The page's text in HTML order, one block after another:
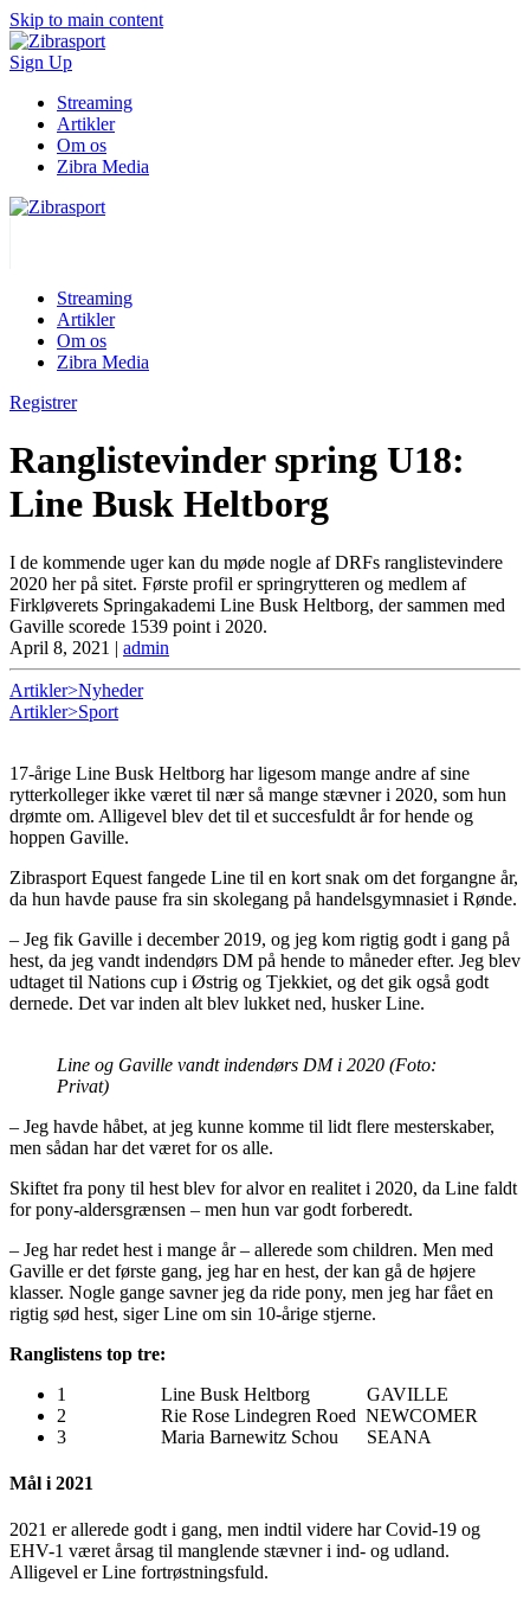
Skip to main content
Sign Up
Streaming
Artikler
Om os
Zibra Media
Streaming
Artikler
Om os
Zibra Media
Registrer
Ranglistevinder spring U18:
Line Busk Heltborg
I de kommende uger kan du møde nogle af DRFs ranglistevindere
2020 her på sitet. Første profil er springrytteren og medlem af
Firkløverets Springakademi Line Busk Heltborg, der sammen med
Gaville scorede 1539 point i 2020.
April 8, 2021 | admin
Artikler>Nyheder
Artikler>Sport
17-årige Line Busk Heltborg har ligesom mange andre af sine
rytterkolleger ikke været til nær så mange stævner i 2020, som hun
drømte om. Alligevel blev det til et succesfuldt år for hende og
hoppen Gaville.
Zibrasport Equest fangede Line til en kort snak om det forgangne år,
da hun havde pause fra sin skolegang på handelsgymnasiet i Rønde.
– Jeg fik Gaville i december 2019, og jeg kom rigtig godt i gang på
hest, da jeg vandt indendørs DM på hende to måneder efter. Jeg blev
udtaget til Nations cup i Østrig og Tjekkiet, og det gik også godt
dernede. Det var inden alt blev lukket ned, husker Line.
Line og Gaville vandt indendørs DM i 2020 (Foto:
Privat)
– Jeg havde håbet, at jeg kunne komme til lidt flere mesterskaber,
men sådan har det været for os alle.
Skiftet fra pony til hest blev for alvor en realitet i 2020, da Line faldt
for pony-aldersgrænsen – men hun var godt forberedt.
– Jeg har redet hest i mange år – allerede som children. Men med
Gaville er det første gang, jeg har en hest, der kan gå de højere
klasser. Nogle gange savner jeg da ride pony, men jeg har fået en
rigtig sød hest, siger Line om sin 10-årige stjerne.
Ranglistens top tre:
1 Line Busk Heltborg GAVILLE
2 Rie Rose Lindegren Roed NEWCOMER
3 Maria Barnewitz Schou SEANA
Mål i 2021
2021 er allerede godt i gang, men indtil videre har Covid-19 og
EHV-1 været årsag til manglende stævner i ind- og udland.
Alligevel er Line fortrøstningsfuld.